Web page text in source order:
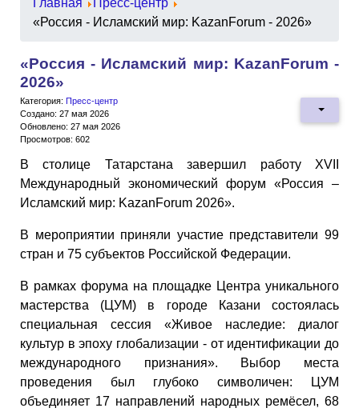
«Россия - Исламский мир: KazanForum - 2026»
«Россия - Исламский мир: KazanForum -
2026»
Категория: Пресс-центр
Создано: 27 мая 2026
Обновлено: 27 мая 2026
Просмотров: 602
В столице Татарстана завершил работу XVII
Международный экономический форум «Россия –
Исламский мир: KazanForum 2026».
В мероприятии приняли участие представители 99
стран и 75 субъектов Российской Федерации.
В рамках форума на площадке Центра уникального
мастерства (ЦУМ) в городе Казани состоялась
специальная сессия «Живое наследие: диалог
культур в эпоху глобализации - от идентификации до
международного признания». Выбор места
проведения был глубоко символичен: ЦУМ
объединяет 17 направлений народных ремёсел, 68